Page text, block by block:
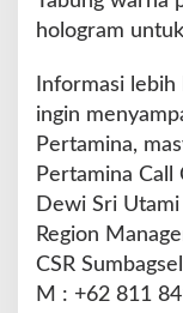
hologram
Informasi
ingin
Pertamina,
Pertamina
Dewi Sri Utami
Region
CSR Sumbagsel
M : +62 811